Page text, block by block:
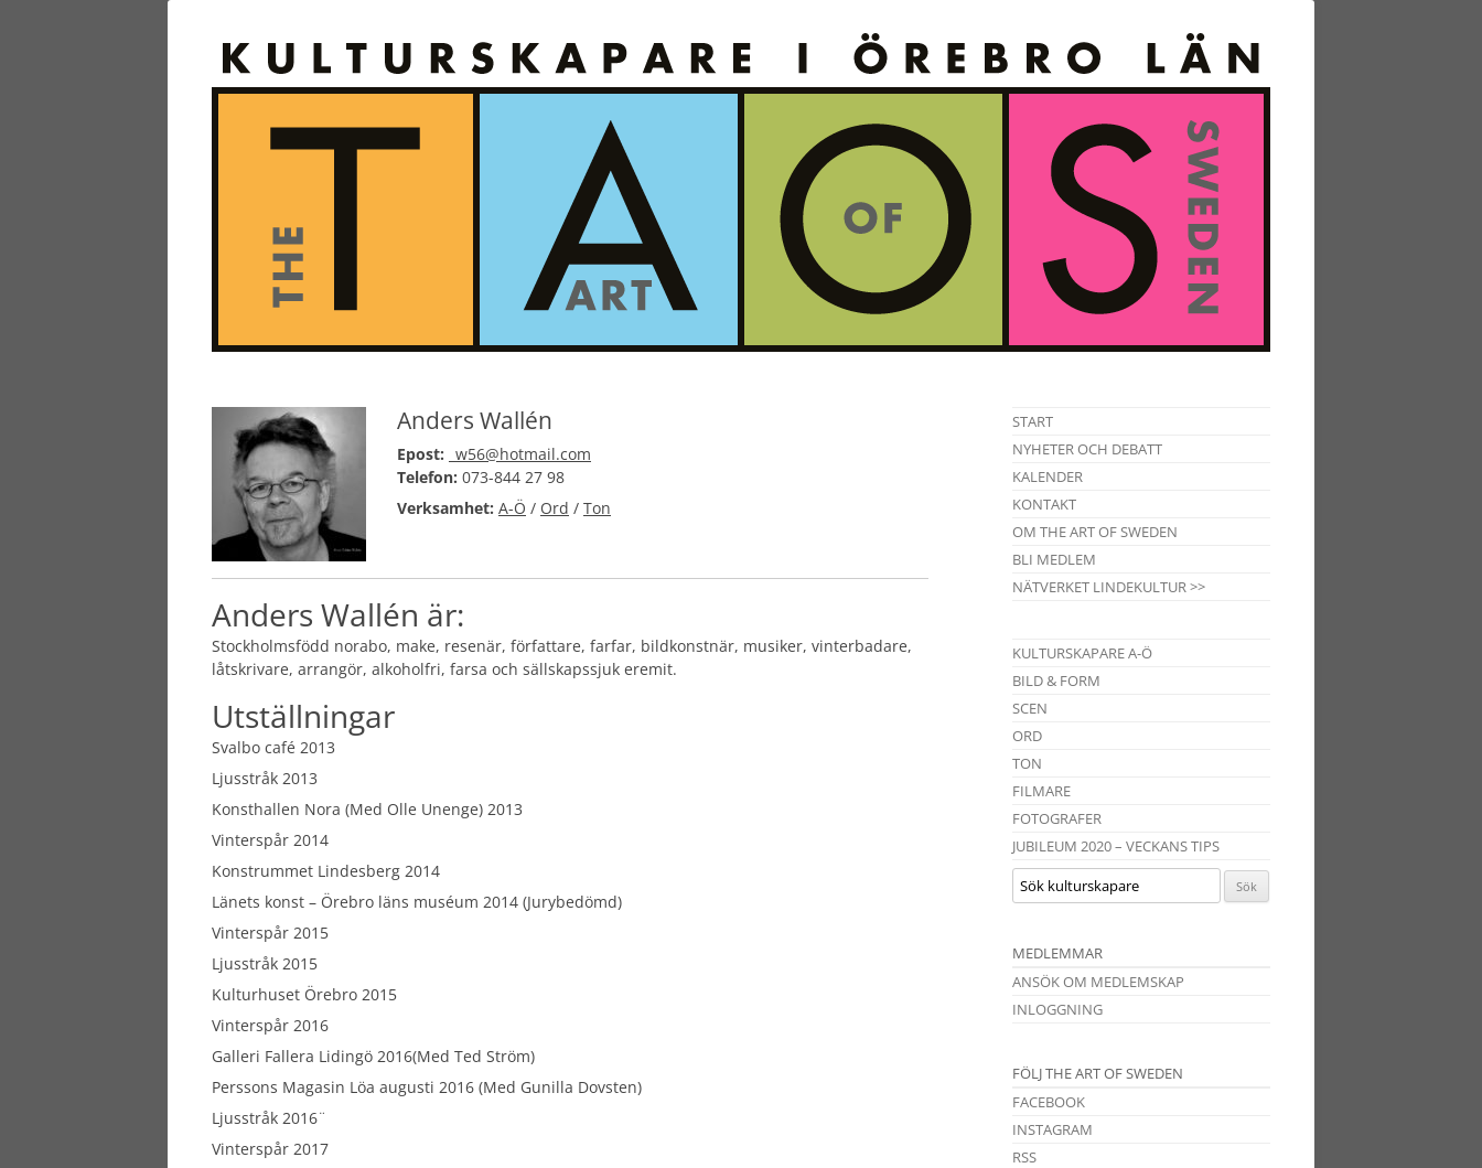
Anders Wallén
Epost: _w56@hotmail.com
Telefon: 073-844 27 98
Verksamhet: A-Ö / Ord / Ton
Anders Wallén är:
Stockholmsfödd norabo, make, resenär, författare, farfar, bildkonstnär, musiker, vinterbadare,
låtskrivare, arrangör, alkoholfri, farsa och sällskapssjuk eremit.
Utställningar
Svalbo café 2013
Ljusstråk 2013
Konsthallen Nora (Med Olle Unenge) 2013
Vinterspår 2014
Konstrummet Lindesberg 2014
Länets konst – Örebro läns muséum 2014 (Jurybedömd)
Vinterspår 2015
Ljusstråk 2015
Kulturhuset Örebro 2015
Vinterspår 2016
Galleri Fallera Lidingö 2016(Med Ted Ström)
Perssons Magasin Löa augusti 2016 (Med Gunilla Dovsten)
Ljusstråk 2016¨
Vinterspår 2017
START
NYHETER OCH DEBATT
KALENDER
KONTAKT
OM THE ART OF SWEDEN
BLI MEDLEM
NÄTVERKET LINDEKULTUR >>
KULTURSKAPARE A-Ö
BILD & FORM
SCEN
ORD
TON
FILMARE
FOTOGRAFER
JUBILEUM 2020 – VECKANS TIPS
MEDLEMMAR
ANSÖK OM MEDLEMSKAP
INLOGGNING
FÖLJ THE ART OF SWEDEN
FACEBOOK
INSTAGRAM
RSS